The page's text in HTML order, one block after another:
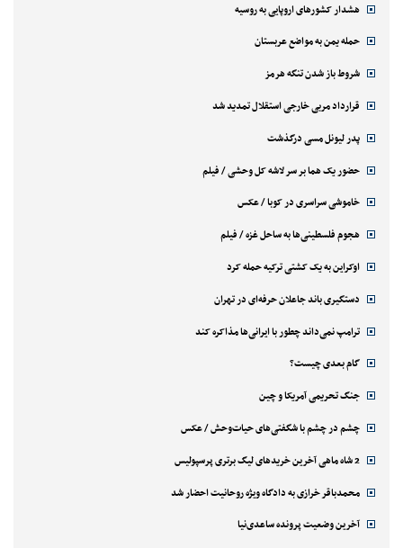
هشدار کشورهای اروپایی به روسیه
حمله یمن به مواضع عربستان
شروط باز شدن تنگه هرمز
قرارداد مربی خارجی استقلال تمدید شد
پدر لیونل مسی درگذشت
حضور یک هما بر سر لاشه‌ کل وحشی / فیلم
خاموشی سراسری در کوبا / عکس
هجوم فلسطینی‌ها به ساحل غزه / فیلم
اوکراین به یک کشتی ترکیه حمله کرد
دستگیری باند جاعلان حرفه‌ای در تهران
ترامپ نمی‌داند چطور با ایرانی‌ها مذاکره کند
گام بعدی چیست؟
جنگ تحریمی آمریکا و چین
چشم در چشم با شگفتی‌های حیات‌وحش / عکس
2 شاه ماهی آخرین خریدهای لیگ برتری پرسپولیس
محمدباقر خرازی به دادگاه ویژه روحانیت احضار شد
آخرین وضعیت پرونده ساعدی‌نیا